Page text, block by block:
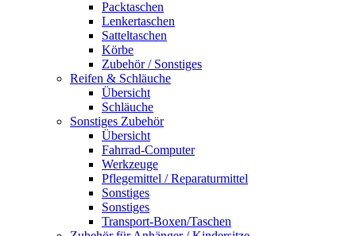
Packtaschen
Lenkertaschen
Satteltaschen
Körbe
Zubehör / Sonstiges
Reifen & Schläuche
Übersicht
Schläuche
Sonstiges Zubehör
Übersicht
Fahrrad-Computer
Werkzeuge
Pflegemittel / Reparaturmittel
Sonstiges
Sonstiges
Transport-Boxen/Taschen